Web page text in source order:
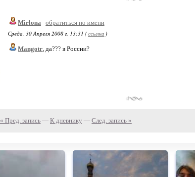
Mirlona
обратиться по имени
Среда, 30 Апреля 2008 г. 13:31 (ссылка )
Mangotr, да??? в России?
« Пред. запись — К дневнику — След. запись »